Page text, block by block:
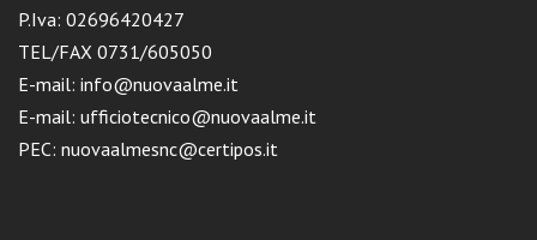
P.Iva: 02696420427
TEL/FAX 0731/605050
E-mail: info@nuovaalme.it
E-mail: ufficiotecnico@nuovaalme.it
PEC: nuovaalmesnc@certipos.it